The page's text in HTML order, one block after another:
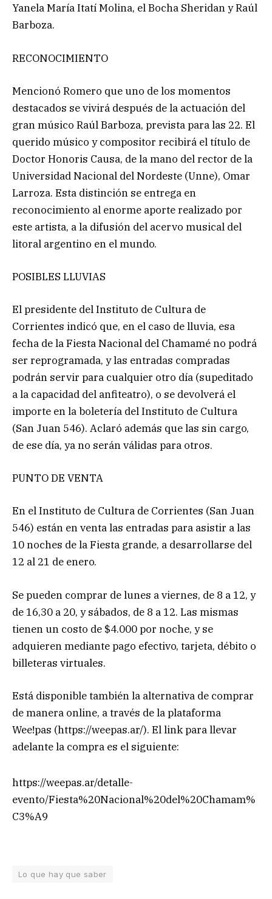
Yanela María Itatí Molina, el Bocha Sheridan y Raúl
Barboza.
RECONOCIMIENTO
Mencionó Romero que uno de los momentos
destacados se vivirá después de la actuación del
gran músico Raúl Barboza, prevista para las 22. El
querido músico y compositor recibirá el título de
Doctor Honoris Causa, de la mano del rector de la
Universidad Nacional del Nordeste (Unne), Omar
Larroza. Esta distinción se entrega en
reconocimiento al enorme aporte realizado por
este artista, a la difusión del acervo musical del
litoral argentino en el mundo.
POSIBLES LLUVIAS
El presidente del Instituto de Cultura de
Corrientes indicó que, en el caso de lluvia, esa
fecha de la Fiesta Nacional del Chamamé no podrá
ser reprogramada, y las entradas compradas
podrán servir para cualquier otro día (supeditado
a la capacidad del anfiteatro), o se devolverá el
importe en la boletería del Instituto de Cultura
(San Juan 546). Aclaró además que las sin cargo,
de ese día, ya no serán válidas para otros.
PUNTO DE VENTA
En el Instituto de Cultura de Corrientes (San Juan
546) están en venta las entradas para asistir a las
10 noches de la Fiesta grande, a desarrollarse del
12 al 21 de enero.
Se pueden comprar de lunes a viernes, de 8 a 12, y
de 16,30 a 20, y sábados, de 8 a 12. Las mismas
tienen un costo de $4.000 por noche, y se
adquieren mediante pago efectivo, tarjeta, débito o
billeteras virtuales.
Está disponible también la alternativa de comprar
de manera online, a través de la plataforma
Wee!pas (https://weepas.ar/). El link para llevar
adelante la compra es el siguiente:
https://weepas.ar/detalle-
evento/Fiesta%20Nacional%20del%20Chamam%
C3%A9
Lo que hay que saber